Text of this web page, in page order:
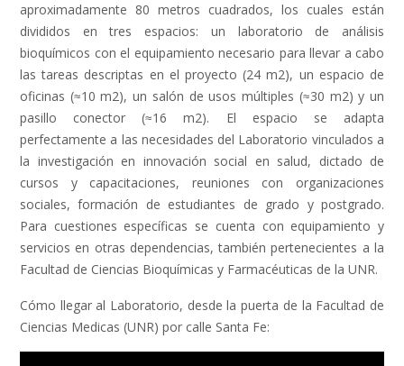
aproximadamente 80 metros cuadrados, los cuales están
divididos en tres espacios: un laboratorio de análisis
bioquímicos con el equipamiento necesario para llevar a cabo
las tareas descriptas en el proyecto (24 m2), un espacio de
oficinas (≈10 m2), un salón de usos múltiples (≈30 m2) y un
pasillo conector (≈16 m2). El espacio se adapta
perfectamente a las necesidades del Laboratorio vinculados a
la investigación en innovación social en salud, dictado de
cursos y capacitaciones, reuniones con organizaciones
sociales, formación de estudiantes de grado y postgrado.
Para cuestiones específicas se cuenta con equipamiento y
servicios en otras dependencias, también pertenecientes a la
Facultad de Ciencias Bioquímicas y Farmacéuticas de la UNR.
Cómo llegar al Laboratorio, desde la puerta de la Facultad de
Ciencias Medicas (UNR) por calle Santa Fe: